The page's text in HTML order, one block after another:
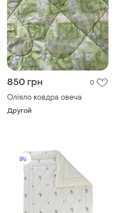
850 грн 0
Оліяло ковдра овеча
Другой